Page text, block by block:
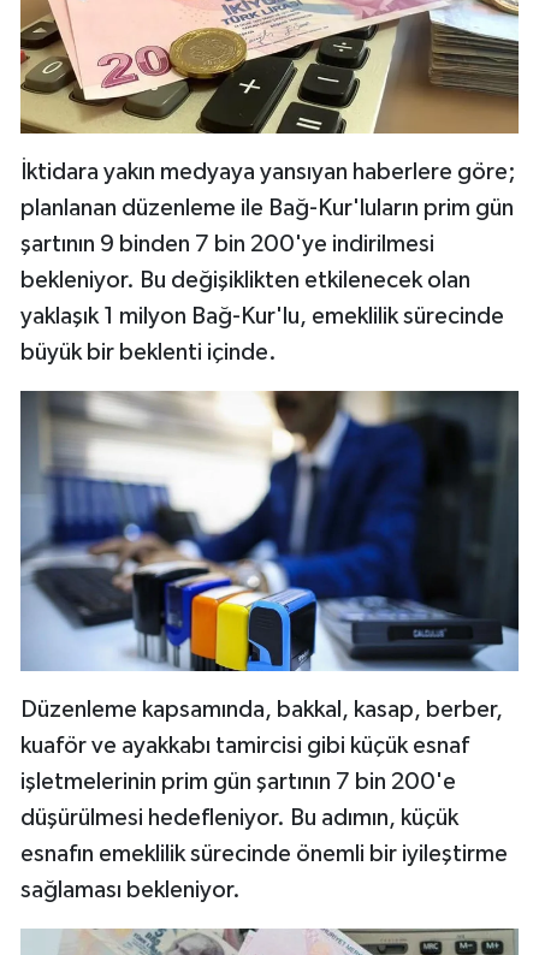
İktidara yakın medyaya yansıyan haberlere göre;
planlanan düzenleme ile Bağ-Kur'luların prim gün
şartının 9 binden 7 bin 200'ye indirilmesi
bekleniyor. Bu değişiklikten etkilenecek olan
yaklaşık 1 milyon Bağ-Kur'lu, emeklilik sürecinde
büyük bir beklenti içinde.
Düzenleme kapsamında, bakkal, kasap, berber,
kuaför ve ayakkabı tamircisi gibi küçük esnaf
işletmelerinin prim gün şartının 7 bin 200'e
düşürülmesi hedefleniyor. Bu adımın, küçük
esnafın emeklilik sürecinde önemli bir iyileştirme
sağlaması bekleniyor.